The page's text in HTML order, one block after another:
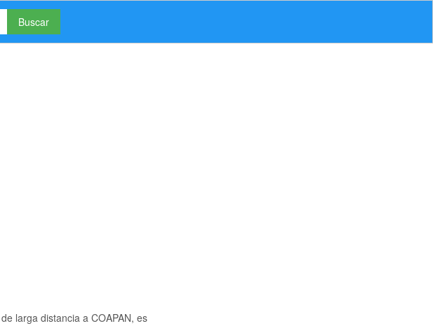
Buscar
larga distancia a COAPAN, es